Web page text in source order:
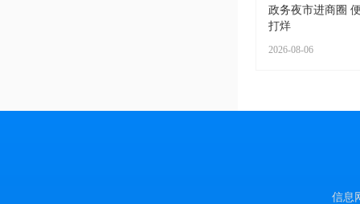
政务夜市进商圈
打烊
2026-08-06
信息